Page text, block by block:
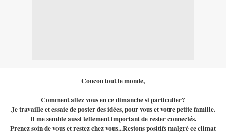
Coucou tout le monde,
Comment allez vous en ce dimanche si particulier?
Je travaille et essaie de poster des idées, pour vous et votre petite famille.
Il me semble aussi tellement important de rester connectés.
Prenez soin de vous et restez chez vous...Restons positifs malgré ce climat